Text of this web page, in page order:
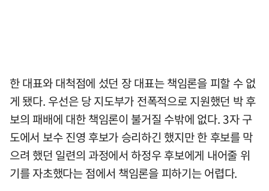
한 대표와 대척점에 섰던 장 대표는 책임론을 피할 수 없
게 됐다. 우선은 당 지도부가 전폭적으로 지원했던 박 후
보의 패배에 대한 책임론이 불거질 수밖에 없다. 3자 구
도에서 보수 진영 후보가 승리하긴 했지만 한 후보를 막
으려 했던 일련의 과정에서 하정우 후보에게 내어줄 위
기를 자초했다는 점에서 책임론을 피하기는 어렵다.